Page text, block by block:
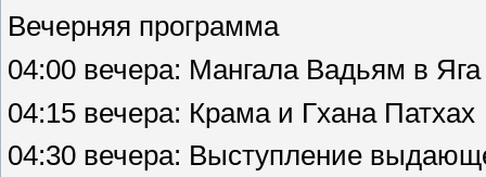
Вечерняя программа
04:00 вечера: Мангала Вадьям в
04:15 вечера: Крама и Гхана Патхах
04:30 вечера: Выступление